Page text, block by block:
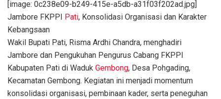
[image: 0c238e09-b249-415e-a5db-a31f03f202ad.jpg]
Jambore FKPPI Pati, Konsolidasi Organisasi dan Karakter
Kebangsaan
Wakil Bupati Pati, Risma Ardhi Chandra, menghadiri
Jambore dan Pengukuhan Pengurus Cabang FKPPI
Kabupaten Pati di Waduk Gembong, Desa Pohgading,
Kecamatan Gembong. Kegiatan ini menjadi momentum
konsolidasi organisasi, pembinaan kader, serta peneguhan